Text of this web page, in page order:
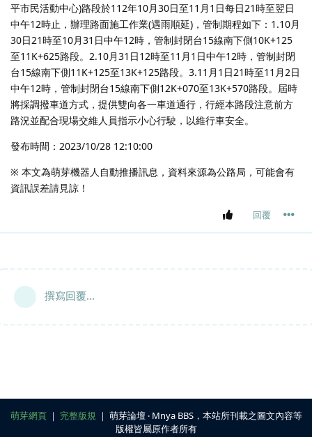
平市民活動中心)路段於112年10月30日至11月1日每日21時至翌日
中午12時止，辦理路面施工作業(遇雨順延)，管制期程如下：1.10月
30日21時至10月31日中午12時，管制封閉台15線南下側10K+125
至11K+625路段。2.10月31日12時至11月1日中午12時，管制封閉
台15線南下側11K+125至13K+125路段。3.11月1日21時至11月2日
中午12時，管制封閉台15線南下側12K+070至13K+570路段。屆時
將採調撥車道方式，提供雙向各一車道通行，行經本路段注意前方
路況並配合現場交維人員指示小心行駛，以維行車安全。
發布時間：2023/10/28 12:10:00
※ 本文為萌芽機器人自動推播訊息，資料來源為公路局，可能會有
資訊誤差請見諒！
回覆
撰寫回覆...
萌芽網頁｜ 完整版規 ｜ 萌芽論壇 ‧ Mnya BBS，本站所刊載之圖文內容等
版權皆屬原作者所有